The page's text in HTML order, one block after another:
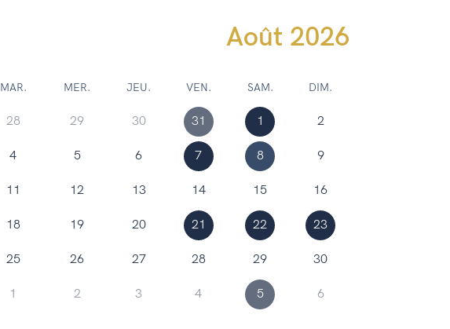
août 2026
MAR. MER. JEU. VEN. SAM. DIM.
28 29 30 31 1 2
4 5 6 7 8 9
11 12 13 14 15 16
18 19 20 21 22 23
25 26 27 28 29 30
1 2 3 4 5 6